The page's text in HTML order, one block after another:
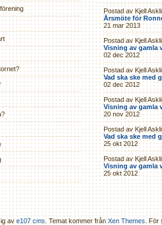
Postad av Kjell
Årsmöte för
21 mar 2013
Postad av Kjell
Visning av gamla
02 dec 2012
Postad av Kjell
Vad ska ske med
02 dec 2012
Postad av Kjell
Visning av gamla
20 nov 2012
Postad av Kjell
Vad ska ske med
25 okt 2012
Postad av Kjell
Visning av gamla
25 okt 2012
av e107 cms. Temat kommer frånXen Themes . För